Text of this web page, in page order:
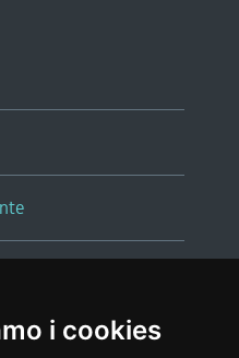
i cookies